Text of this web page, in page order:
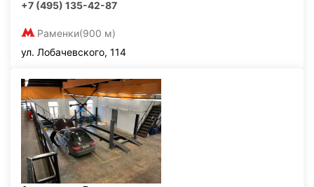
+7 (495) 135-42-87
Раменки(900 м)
ул. Лобачевского, 114